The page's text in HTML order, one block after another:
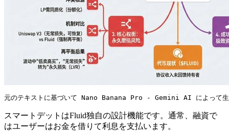
元のテキストに基づいて Nano Banana Pro - Gemini AI によって生
スマートデットはFluid独自の設計機能です。通常、融資で
はユーザーはお金を借りて利息を支払います。